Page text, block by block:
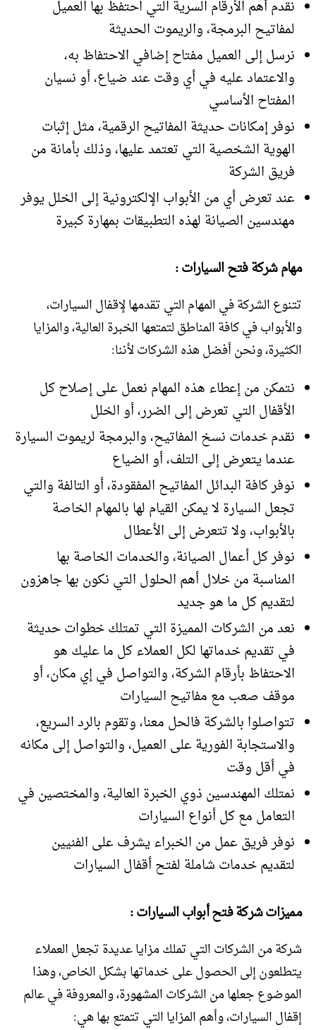
نقدم أهم الأرقام السرية التي احتفظ بها العميل
لمفاتيح البرمجة، والريموت الحديثة
نرسل إلى العميل مفتاح إضافي الاحتفاظ به،
والاعتماد عليه في أي وقت عند ضياع، أو نسيان
المفتاح الأساسي
نوفر إمكانات حديثة المفاتيح الرقمية، مثل إثبات
الهوية الشخصية التي تعتمد عليها، وذلك بأمانة من
فريق الشركة
عند تعرض أي من الأبواب الإلكترونية إلى الخلل يوفر
مهندسين الصيانة لهذه التطبيقات بمهارة كبيرة
مهام شركة فتح السيارات :
تتنوع الشركة في المهام التي تقدمها لإقفال السيارات،
والأبواب في كافة المناطق لتمتعها الخبرة العالية، والمزايا
الكثيرة، ونحن أفضل هذه الشركات لأننا:
نتمكن من إعطاء هذه المهام نعمل على إصلاح كل
الأقفال التي تعرض إلى الضرر، أو الخلل
نقدم خدمات نسخ المفاتيح، والبرمجة لريموت السيارة
عندما يتعرض إلى التلف، أو الضياع
نوفر كافة البدائل المفاتيح المفقودة، أو التالفة والتي
تجعل السيارة لا يمكن القيام لها بالمهام الخاصة
بالأبواب، ولا تتعرض إلى الأعطال
نوفر كل أعمال الصيانة، والخدمات الخاصة بها
المناسبة من خلال أهم الحلول التي نكون بها جاهزون
لتقديم كل ما هو جديد
نعد من الشركات المميزة التي تمتلك خطوات حديثة
في تقديم خدماتها لكل العملاء كل ما عليك هو
الاحتفاظ بأرقام الشركة، والتواصل في إي مكان، أو
موقف صعب مع مفاتيح السيارات
تتواصلوا بالشركة فالحل معنا، وتقوم بالرد السريع،
والاستجابة الفورية على العميل، والتواصل إلى مكانه
في أقل وقت
نمتلك المهندسين ذوي الخبرة العالية، والمختصين في
التعامل مع كل أنواع السيارات
نوفر فريق عمل من الخبراء يشرف على الفنيين
لتقديم خدمات شاملة لفتح أقفال السيارات
مميزات شركة فتح أبواب السيارات :
شركة من الشركات التي تملك مزايا عديدة تجعل العملاء
يتطلعون إلى الحصول على خدماتها بشكل الخاص، وهذا
الموضوع جعلها من الشركات المشهورة، والمعروفة في عالم
إقفال السيارات، وأهم المزايا التي تتمتع بها هي: